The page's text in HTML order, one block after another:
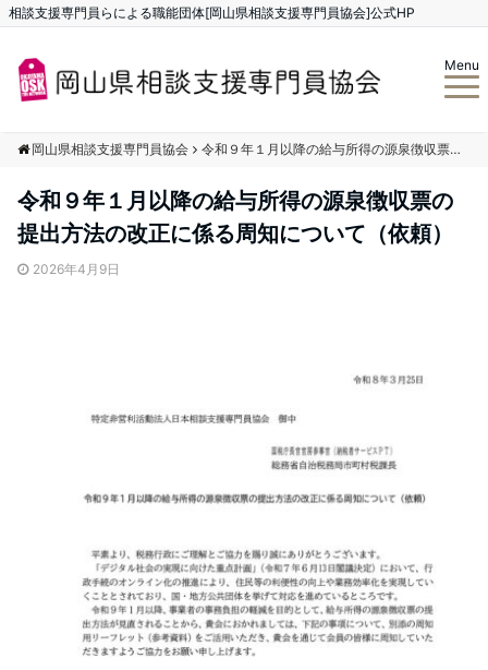
相談支援専門員らによる職能団体[岡山県相談支援専門員協会]公式HP
Menu
岡山県相談支援専門員協会 令和９年１月以降の給与所得の源泉徴収票の提出方法の改正に係る周知について（依頼）
令和９年１月以降の給与所得の源泉徴収票の
提出方法の改正に係る周知について（依頼）
2026年4月9日